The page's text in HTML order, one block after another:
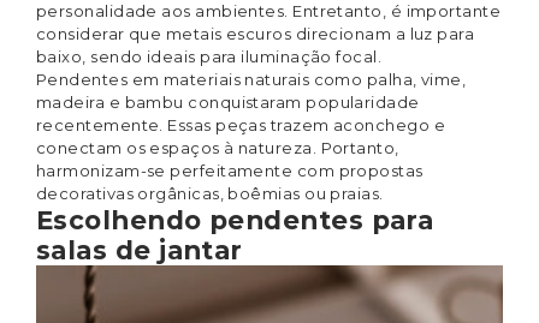
personalidade aos ambientes. Entretanto, é importante
considerar que metais escuros direcionam a luz para
baixo, sendo ideais para iluminação focal.
Pendentes em materiais naturais como palha, vime,
madeira e bambu conquistaram popularidade
recentemente. Essas peças trazem aconchego e
conectam os espaços à natureza. Portanto,
harmonizam-se perfeitamente com propostas
decorativas orgânicas, boêmias ou praias.
Escolhendo pendentes para
salas de jantar